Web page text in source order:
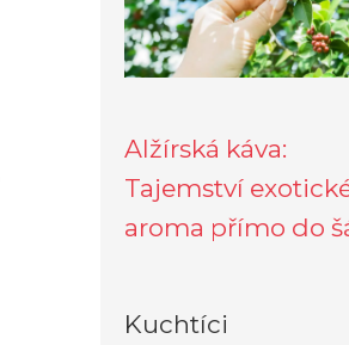
Alžírská káva:
Tajemství
aroma přímo do
Kuchtíci